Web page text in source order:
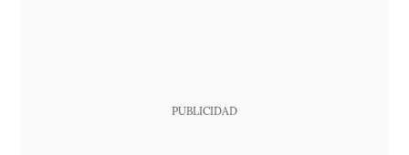
PUBLICIDAD